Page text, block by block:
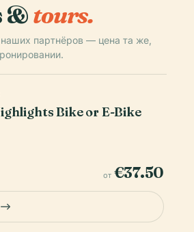
&tours.
партнёров — цена та же,
Bike or E-Bike
от €37.50